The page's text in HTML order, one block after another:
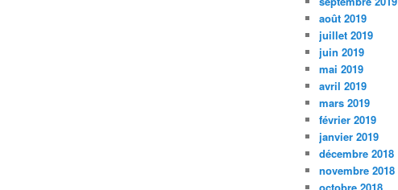
août 2019
juillet 2019
juin 2019
mai 2019
avril 2019
mars 2019
février 2019
janvier 2019
décembre 2018
novembre 2018